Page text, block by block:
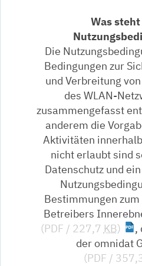
Was
Die
Bedingungen zur
und Verbreitung
des WLAN-
zusammengefasst
anderem die
Aktivitäten
nicht erlaubt sind
Datenschutz und
Bestimmungen
Betreibers
(PDF / 227,7 KB)
,
der omnidat
(PDF /